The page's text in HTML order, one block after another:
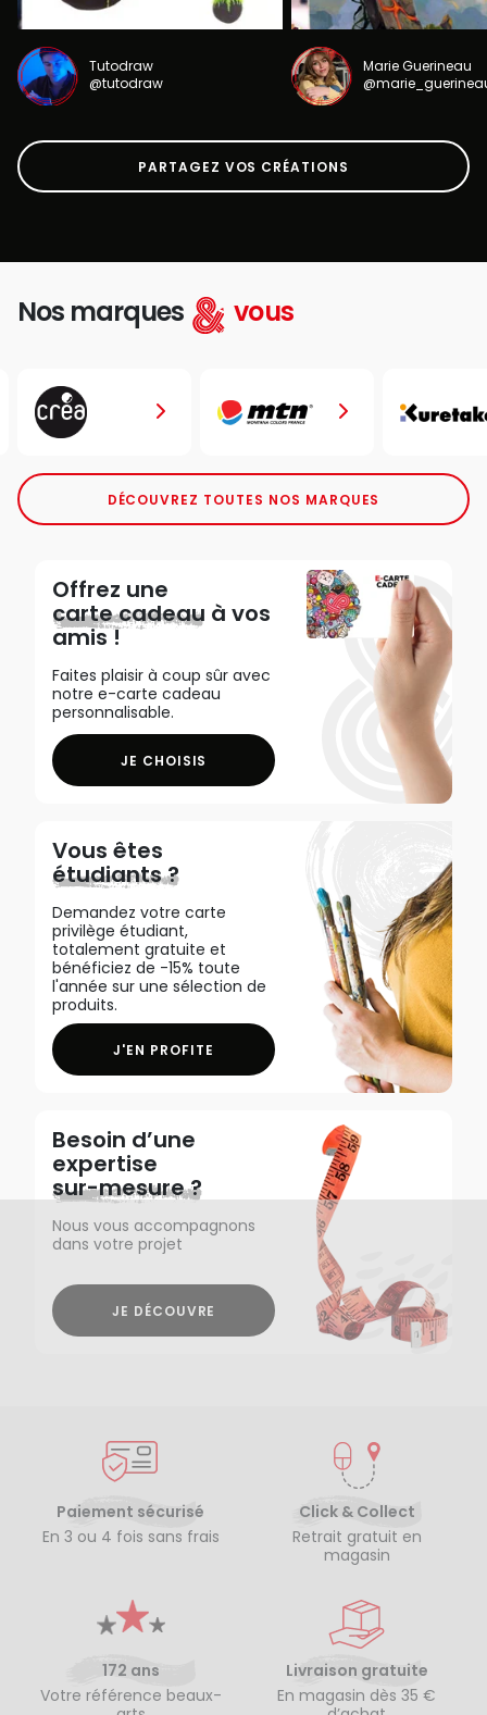
Tutodraw
@tutodraw
Marie Guerineau
PARTAGEZ VOS CRÉATIONS
Nos marques vous
DÉCOUVREZ TOUTES NOS MARQUES
Offrez une
carte cadeau à vos
amis !
Faites plaisir à coup sûr avec
notre e-carte cadeau
personnalisable.
JE CHOISIS
Vous êtes
étudiants ?
Demandez votre carte
privilège étudiant,
totalement gratuite et
bénéficiez de -15% toute
l'année sur une sélection de
produits.
J'EN PROFITE
Besoin d’une
expertise
sur-mesure ?
Nous vous accompagnons
dans votre projet
JE DÉCOUVRE
Paiement sécurisé
En 3 ou 4 fois sans frais
Click & Collect
Retrait gratuit en
magasin
172 ans
Votre référence beaux-
Livraison gratuite
En magasin dès 35 €